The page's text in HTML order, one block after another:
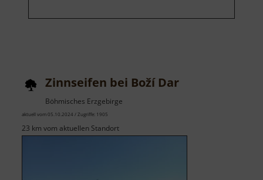
Zinnseifen bei Boží Dar
Böhmisches Erzgebirge
aktuell vom 05.10.2024 / Zugriffe: 1905
23 km vom aktuellen Standort